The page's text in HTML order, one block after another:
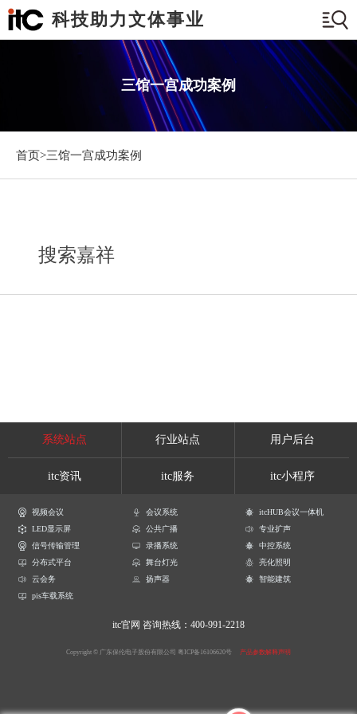
科技助力文体事业
三馆一宫成功案例
首页>三馆一宫成功案例
搜索嘉祥
系统站点 行业站点 用户后台
itc资讯 itc服务 itc小程序
视频会议 会议系统
itcHUB会议一体机
LED显示屏
公共广播
专业扩声
信号传输管理
录播系统
中控系统
分布式平台
舞台灯光
亮化照明
云会务
扬声器
智能建筑
pis车载系统
itc官网 咨询热线：400-991-2218
Copyright © 广东保伦电子股份有限公司 粤ICP备16106620号 产品参数解释声明